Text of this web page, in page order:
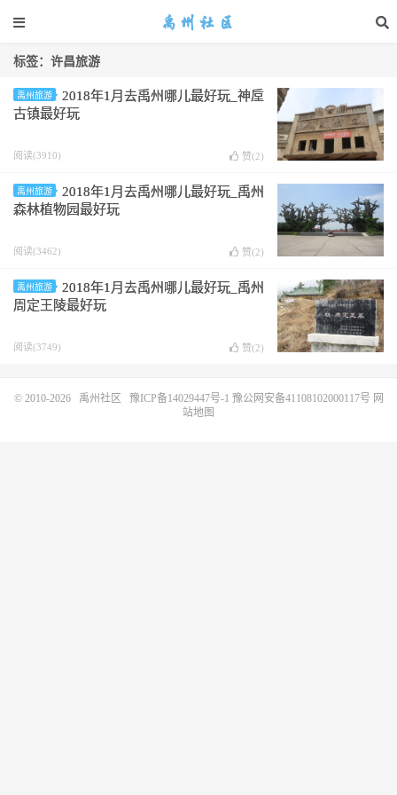
标签：许昌旅游
禹州旅游
2018年1月去禹州哪儿最好玩_神垕
古镇最好玩
阅读(3910) 赞(2)
禹州旅游
2018年1月去禹州哪儿最好玩_禹州
森林植物园最好玩
阅读(3462) 赞(2)
禹州旅游
2018年1月去禹州哪儿最好玩_禹州
周定王陵最好玩
阅读(3749) 赞(2)
© 2010-2026 禹州社区 豫ICP备14029447号-1 豫公网安备41108102000117号 网
站地图